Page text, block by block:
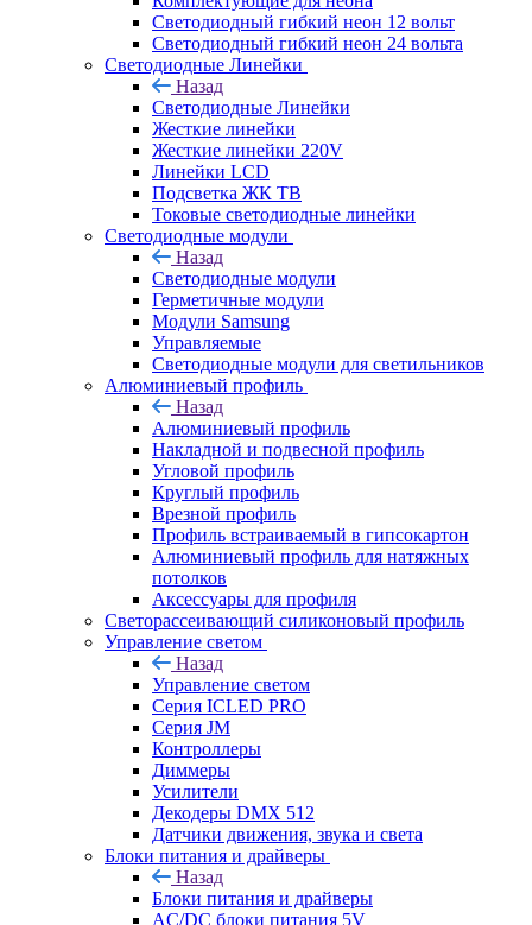
Светодиодный гибкий неон 12 вольт
Светодиодный гибкий неон 24 вольта
Светодиодные Линейки
Назад
Светодиодные Линейки
Жесткие линейки
Жесткие линейки 220V
Линейки LCD
Подсветка ЖК ТВ
Токовые светодиодные линейки
Светодиодные модули
Назад
Светодиодные модули
Герметичные модули
Модули Samsung
Управляемые
Светодиодные модули для светильников
Алюминиевый профиль
Назад
Алюминиевый профиль
Накладной и подвесной профиль
Угловой профиль
Круглый профиль
Врезной профиль
Профиль встраиваемый в гипсокартон
Алюминиевый профиль для натяжных
потолков
Аксессуары для профиля
Светорассеивающий силиконовый профиль
Управление светом
Назад
Управление светом
Серия ICLED PRO
Серия JM
Контроллеры
Диммеры
Усилители
Декодеры DMX 512
Датчики движения, звука и света
Блоки питания и драйверы
Назад
Блоки питания и драйверы
AC/DC блоки питания 5V